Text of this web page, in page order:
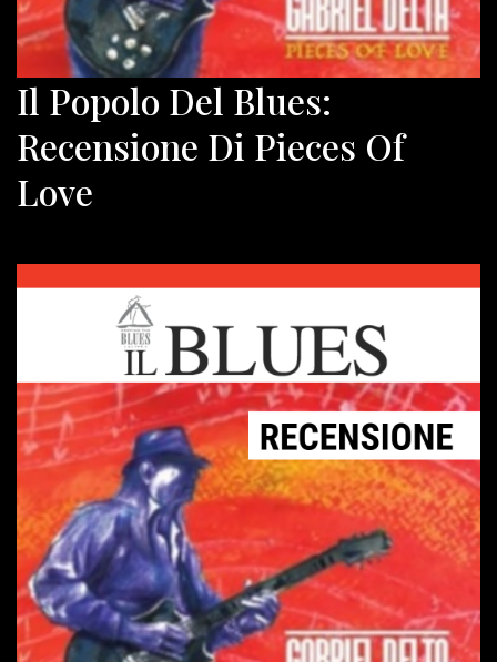
Il Popolo Del Blues:
Recensione Di Pieces Of
Love